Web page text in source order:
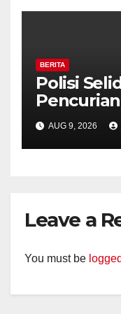
BERITA
Polisi
Royal
AUG 9, 2026
Leave a
You must be